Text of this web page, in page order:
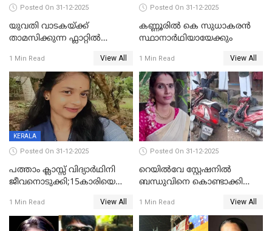
Posted On 31-12-2025
യുവതി വാടകയ്ക്ക്
താമസിക്കുന്ന ഫ്ലാറ്റില്‍
സംഭവം കൈതപ്പൊയിലില്‍
1 Min Read View All
Posted On 31-12-2025
കണ്ണൂരിൽ കെ സുധാകരൻ
സ്ഥാനാർഥിയായേക്കും
1 Min Read View All
KERALA
Posted On 31-12-2025
പത്താം ക്ലാസ്സ് വിദ്യാര്‍ഥിനി
ജീവനൊടുക്കി;15കാരിയെ
കിടപ്പുമുറിയില്‍ തൂങ്ങി മരിച്ച
നിലയിൽ
1 Min Read View All
Posted On 31-12-2025
റെയിൽവേ സ്റ്റേഷനിൽ
ബന്ധുവിനെ കൊണ്ടാക്കി
ലോറി സ്കൂട്ടറിൽ ഇടിച്ചു :
യുവതിക്ക് ദാരുണാന്ത്യം
1 Min Read View All